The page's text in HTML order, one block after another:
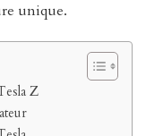
unique.
Z